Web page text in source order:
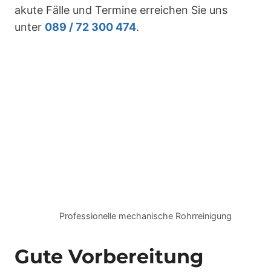
akute Fälle und Termine erreichen Sie uns
unter 089 / 72 300 474.
Professionelle mechanische Rohrreinigung
Gute Vorbereitung